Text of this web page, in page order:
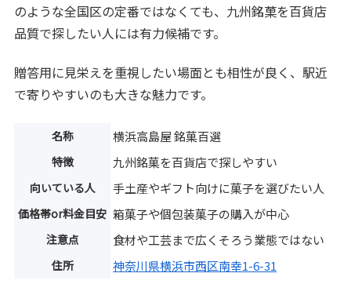
のような全国区の定番ではなくても、九州銘菓を百貨店
品質で探したい人には有力候補です。
贈答用に見栄えを重視したい場面とも相性が良く、駅近
で寄りやすいのも大きな魅力です。
名称 横浜高島屋 銘菓百選
特徴 九州銘菓を百貨店で探しやすい
向いている人 手土産やギフト向けに菓子を選びたい人
価格帯or料金目安 箱菓子や個包装菓子の購入が中心
注意点 食材や工芸まで広くそろう業態ではない
住所 神奈川県横浜市西区南幸1-6-31